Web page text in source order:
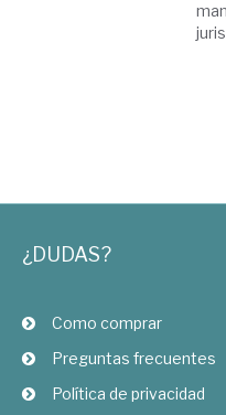
¿DUDAS?
Como comprar
Preguntas frecuentes
Política de privacidad